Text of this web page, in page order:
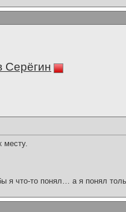
Серёгин
месту.
я что-то понял… а я понял